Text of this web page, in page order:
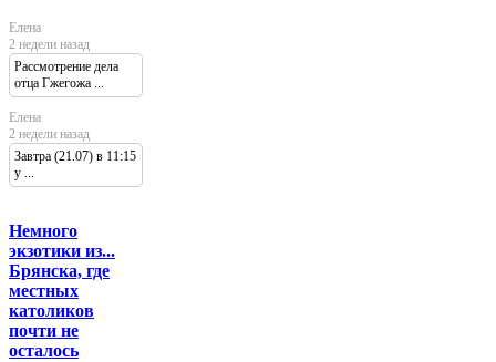
Елена
2 недели назад
Рассмотрение дела
отца Гжегожа ...
Елена
2 недели назад
Завтра (21.07) в 11:15
у ...
Немного
экзотики из...
Брянска, где
местных
католиков
почти не
осталось